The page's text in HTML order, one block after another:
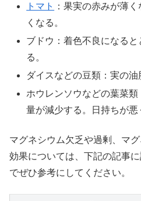
トマト
：果実の赤みが薄
くなる。
ブドウ：着色不良になる
る。
ダイスなどの豆類：実の油
ホウレンソウなどの葉菜
量が減少する。日持ちが悪
マグネシウム欠乏や過剰、マ
効果については、下記の記事
でぜひ参考にしてください。